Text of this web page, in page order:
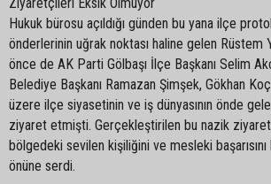
Hukuk bürosu açıldığı günden bu yana ilçe
önderlerinin uğrak noktası haline gelen Rüstem
önce de AK Parti Gölbaşı İlçe Başkanı Selim
Belediye Başkanı Ramazan Şimşek, Gökhan
üzere ilçe siyasetinin ve iş dünyasının önde
ziyaret etmişti. Gerçekleştirilen bu nazik
bölgedeki sevilen kişiliğini ve mesleki
önüne serdi.